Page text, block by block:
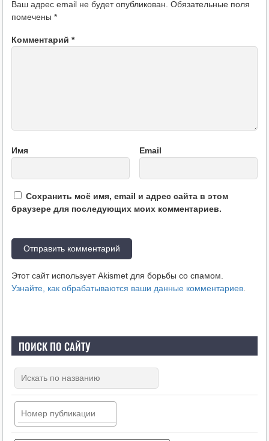
Ваш адрес email не будет опубликован. Обязательные поля
помечены *
Комментарий *
Имя Email
Сохранить моё имя, email и адрес сайта в этом
браузере для последующих моих комментариев.
Этот сайт использует Akismet для борьбы со спамом.
Узнайте, как обрабатываются ваши данные комментариев.
ПОИСК ПО САЙТУ